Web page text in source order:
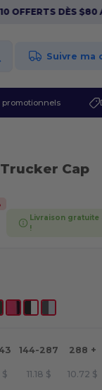
DÈS $80 AVEC
Suivre ma
promotionnels
Cap
Livraison
!
144-287 288 +
$ 11.18 $ 10.72 $